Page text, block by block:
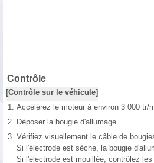
Contrôle
[Contrôle sur le véhicule]
1. Accélérez le moteur à environ 3 000 tr/
2. Déposer la bougie d'allumage.
3. Vérifiez visuellement le câble de
Si l'électrode est sèche, la bougie
Si l'électrode est mouillée, contrôlez